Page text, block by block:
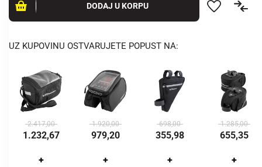
DODAJ U KORPU
UZ KUPOVINU OSTVARUJETE POPUST NA:
2.417,00
1.232,67
+
1.920,00
979,20
+
698,00
355,98
+
1.285,00
655,35
+